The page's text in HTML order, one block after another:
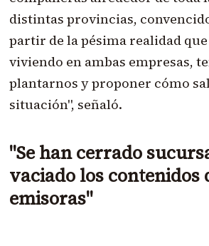
distintas provincias,
partir de la pésima realidad
viviendo en ambas empresas,
plantarnos y proponer cómo
situación", señaló.
"Se han cerrado
vaciado los contenidos
emisoras"